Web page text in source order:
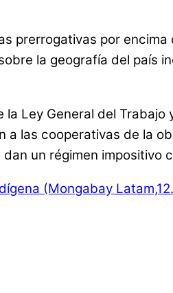
prerrogativas por
la geografía del país
Ley General del
las cooperativas de la
un régimen impositivo
(Mongabay